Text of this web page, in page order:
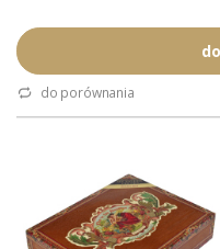
do porównania